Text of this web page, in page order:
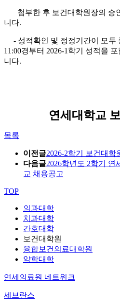
첨부한 후 보건대학원장의 승
니다.
- 성적확인 및 정정기간이 모두
11:00경부터 2026-1학기 성적을
니다.
연세대학교
목록
이전글2026-2학기 보건대학
다음글2026학년도 2학기 연
교 채용공고
TOP
의과대학
치과대학
간호대학
보건대학원
융합보건의료대학원
약학대학
연세의료원 네트워크
세브란스